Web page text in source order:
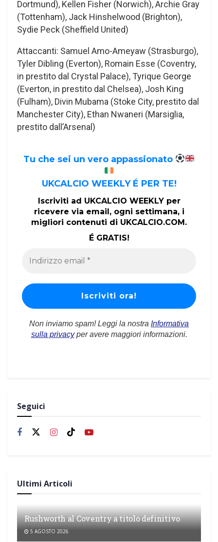
Dortmund), Kellen Fisher (Norwich), Archie Gray
(Tottenham), Jack Hinshelwood (Brighton),
Sydie Peck (Sheffield United)
Attaccanti: Samuel Amo-Ameyaw (Strasburgo),
Tyler Dibling (Everton), Romain Esse (Coventry,
in prestito dal Crystal Palace), Tyrique George
(Everton, in prestito dal Chelsea), Josh King
(Fulham), Divin Mubama (Stoke City, prestito dal
Manchester City), Ethan Nwaneri (Marsiglia,
prestito dall’Arsenal)
Tu che sei un vero appassionato
UKCALCIO WEEKLY É PER TE!
Iscriviti ad UKCALCIO WEEKLY per
ricevere via email, ogni settimana, i
migliori contenuti di UKCALCIO.COM.
É GRATIS!
Non inviamo spam! Leggi la nostra Informativa
sulla privacyper avere maggiori informazioni.
Seguici
Ultimi Articoli
Rushworth al Coventry a titolo definitivo
5 AGOSTO 2026